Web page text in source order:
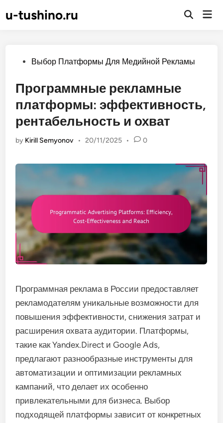
tou-tushino.ru
Open
PostedВыбор Платформы Для Медийной Рекламы
Программные рекламные
платформы: эффективность,
рентабельность и охват
by Kirill Semyonov • 20/11/2025 • 0
Программная реклама в России предоставляет
рекламодателям уникальные возможности для
повышения эффективности, снижения затрат и
расширения охвата аудитории. Платформы,
такие как Yandex.Direct и Google Ads,
предлагают разнообразные инструменты для
автоматизации и оптимизации рекламных
кампаний, что делает их особенно
привлекательными для бизнеса. Выбор
подходящей платформы зависит от конкретных